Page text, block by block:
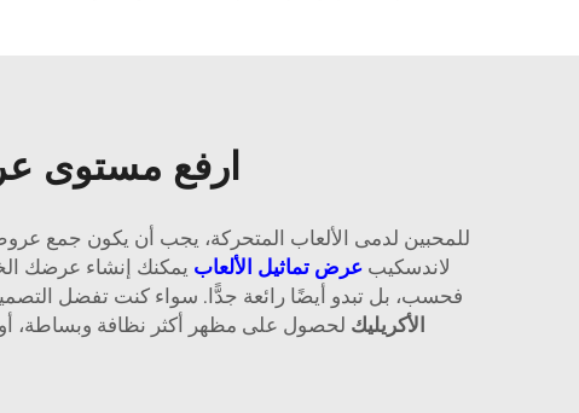
ارفع مستوى
للمحبين لدمى الألعاب المتحركة، يجب أن يكون جمع
لاندسكيب عرض تماثيل الألعاب يمكنك إنشاء عرضك
فحسب، بل تبدو أيضًا رائعة جدًّا. سواء كنت تفضل
الأكريليك لحصول على مظهر أكثر نظافة وبساطة، أو